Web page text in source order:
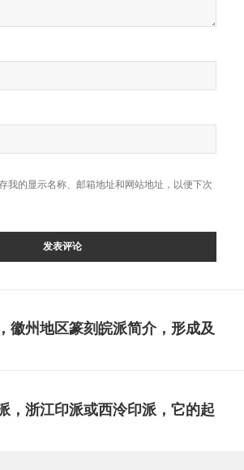
我的显示名称、邮箱地址和网站地址，以便下次
徽州地区篆刻皖派简介，形成及
，浙江印派或西泠印派，它的起